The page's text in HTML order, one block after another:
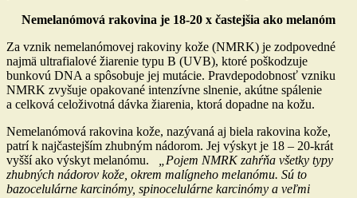
Nemelanómová rakovina je 18-20 x častejšia ako melanóm
Za vznik nemelanómovej rakoviny kože (NMRK) je zodpovedné
najmä ultrafialové žiarenie typu B (UVB), ktoré poškodzuje
bunkovú DNA a spôsobuje jej mutácie. Pravdepodobnosť vzniku
NMRK zvyšuje opakované intenzívne slnenie, akútne spálenie
a celková celoživotná dávka žiarenia, ktorá dopadne na kožu.
Nemelanómová rakovina kože, nazývaná aj biela rakovina kože,
patrí k najčastejším zhubným nádorom. Jej výskyt je 18 – 20-krát
vyšší ako výskyt melanómu.
„Pojem NMRK zahŕňa všetky typy
zhubných nádorov kože, okrem malígneho melanómu. Sú to
bazocelulárne karcinómy, spinocelulárne karcinómy a veľmi